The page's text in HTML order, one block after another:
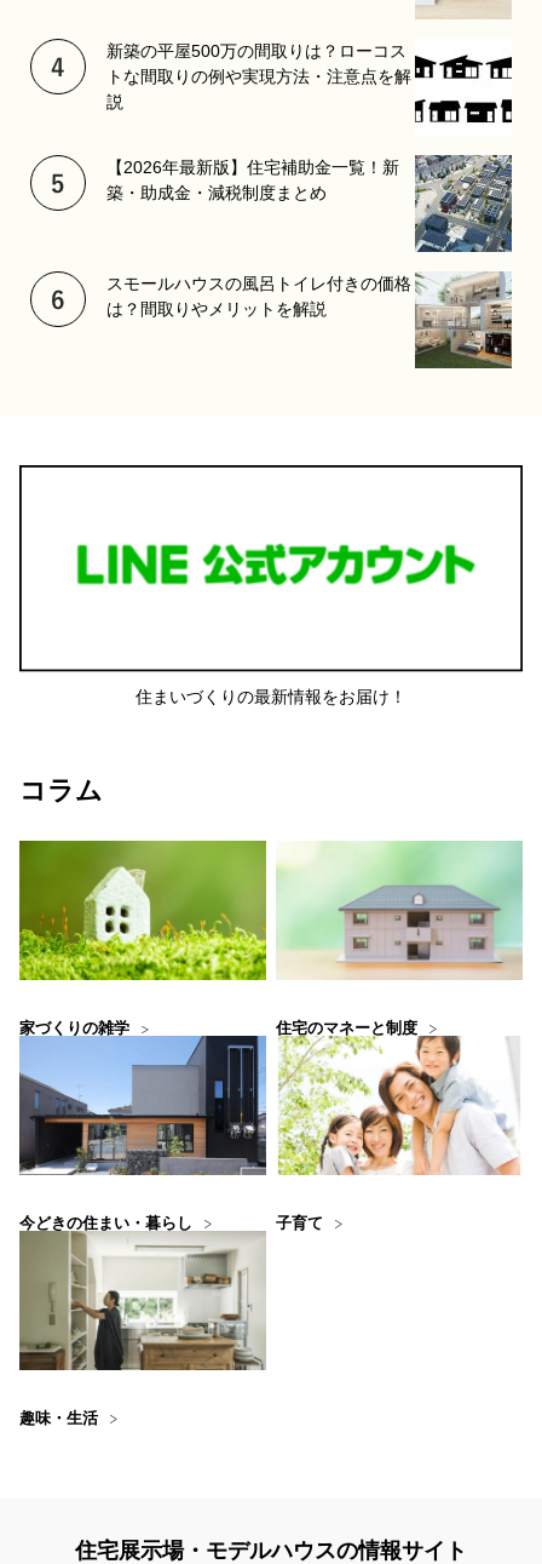
新築の平屋500万の間取りは？ローコス
トな間取りの例や実現方法・注意点を解
説
【2026年最新版】住宅補助金一覧！新
築・助成金・減税制度まとめ
スモールハウスの風呂トイレ付きの価格
は？間取りやメリットを解説
住まいづくりの最新情報をお届け！
コラム
家づくりの雑学 住宅のマネーと制度
今どきの住まい・暮らし 子育て
趣味・生活
住宅展示場・モデルハウスの情報サイト